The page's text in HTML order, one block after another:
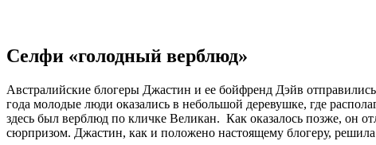
Селфи «голодный верблюд»
Австралийские блогеры Джастин и ее бойфренд Дэйв
года молодые люди оказались в небольшой деревушке, где
здесь был верблюд по кличке Великан. Как оказалось позже, он
сюрпризом. Джастин, как и положено настоящему блогеру,